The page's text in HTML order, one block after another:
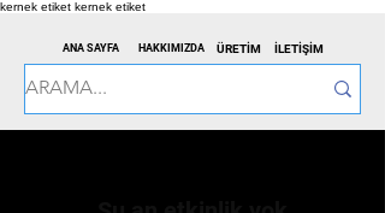
kernek etiket kernek etiket
ÜRETİM
ANA SAYFA HAKKIMIZDA İLETİŞİM